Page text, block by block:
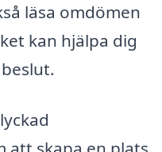
läsa omdömen
kan hjälpa dig